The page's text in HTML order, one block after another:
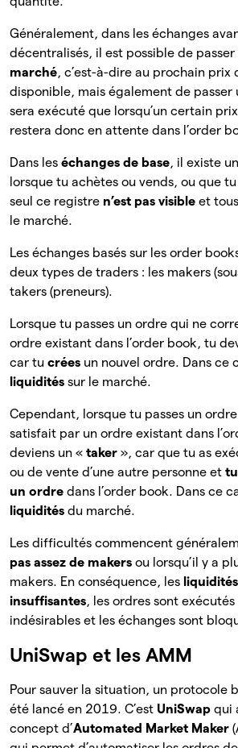
Généralement, dans les échanges
décentralisés, il est possible de passer
marché, c’est-à-dire au prochain prix
disponible, mais également de passer
sera exécuté que lorsqu’un certain
restera donc en attente dans l’order
Dans les échanges de base, il existe
lorsque tu achètes ou vends, ou que
seul ce registre n’est pas visible et
le marché.
Les échanges basés sur les order
deux types de traders : les makers
takers (preneurs).
Lorsque tu passes un ordre qui ne
ordre existant dans l’order book, tu
car tu crées un nouvel ordre. Dans ce
liquidités sur le marché.
Cependant, lorsque tu passes un
satisfait par un ordre existant dans
deviens un « taker », car que tu as
ou de vente d’une autre personne et
un ordre dans l’order book. Dans ce
liquidités du marché.
Les difficultés commencent
pas assez de makers ou lorsqu’il y a
makers. En conséquence, les
insuffisantes, les ordres sont
indésirables et les échanges sont
UniSwap et les AMM
Pour sauver la situation, un protocole
été lancé en 2019. C’est UniSwap qui
concept d’Automated Market Maker